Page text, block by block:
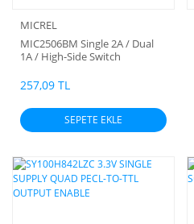
MICREL
MIC2506BM Single 2A / Dual
1A / High-Side Switch
257,09 TL
SEPETE EKLE